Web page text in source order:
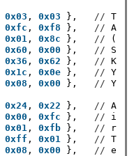
0x03 , 0x03 }, // T
0xfc , 0xf8 }, // A
0x01 , 0x8c }, // (
0x60 , 0x00 }, // S
0x36 , 0x62 }, // K
0x1c , 0x0e }, // Y
0x08 , 0x00 }, // Y
0x24, 0x22 }, // A
0x00 , 0xfc }, // i
0x01 , 0xfb }, // r
0xff , 0x01 }, // T
0x08 , 0x00 }, // e